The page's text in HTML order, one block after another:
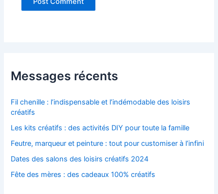
Messages récents
Fil chenille : l’indispensable et l’indémodable des loisirs
créatifs
Les kits créatifs : des activités DIY pour toute la famille
Feutre, marqueur et peinture : tout pour customiser à l’infini
Dates des salons des loisirs créatifs 2024
Fête des mères : des cadeaux 100% créatifs